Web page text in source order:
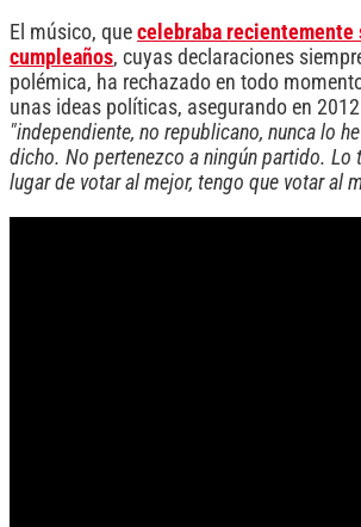
El músico, que celebraba recientemente
cumpleaños, cuyas declaraciones
polémica, ha rechazado en todo
unas ideas políticas, asegurando en
"independiente, no republicano, nunca lo
dicho. No pertenezco a ningún partido. Lo
lugar de votar al mejor, tengo que votar al